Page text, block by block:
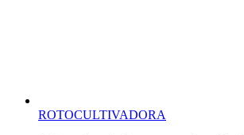
ROTOCULTIVADORA